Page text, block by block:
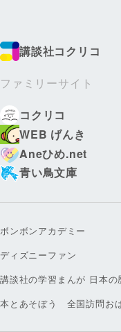
講談社コクリコ
ファミリーサイト
コクリコ
WEB げんき
Aneひめ.net
青い鳥文庫
ボンボンアカデミー
ディズニーファン
講談社の学習まんが 日本の
本とあそぼう 全国訪問お